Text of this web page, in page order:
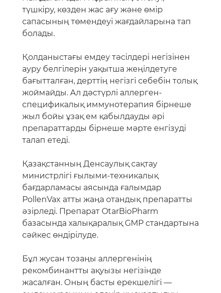
түшкіру, көзден жас ағу және өмір
сапасының төмендеуі жағдайларына тап
болады.
Қолданыстағы емдеу тәсілдері негізінен
ауру белгілерін уақытша жеңілдетуге
бағытталған, дерттің негізгі себебін толық
жоймайды. Ал дәстүрлі аллерген-
спецификалық иммунотерапия бірнеше
жыл бойы ұзақ ем қабылдауды әрі
препараттарды бірнеше мәрте енгізуді
талап етеді.
Қазақстанның Денсаулық сақтау
министрлігі ғылыми-техникалық
бағдарламасы аясында ғалымдар
PollenVax атты жаңа отандық препаратты
әзірледі. Препарат OtarBioPharm
базасында халықаралық GMP стандартына
сәйкес өндірілуде.
Бұл жусан тозаңы аллергенінің
рекомбинантты ақуызы негізінде
жасалған. Оның басты ерекшелігі —